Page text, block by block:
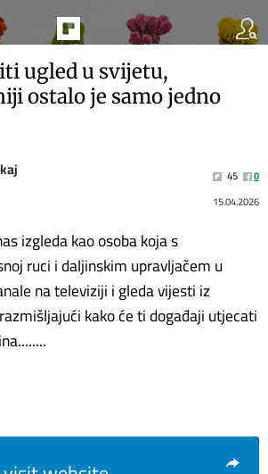
ugled u svijetu,
ostalo je samo jedno
45
0
15.04.2026
izgleda kao osoba koja s
ruci i daljinskim upravljačem u
na televiziji i gleda vijesti iz
kako će ti događaji utjecati